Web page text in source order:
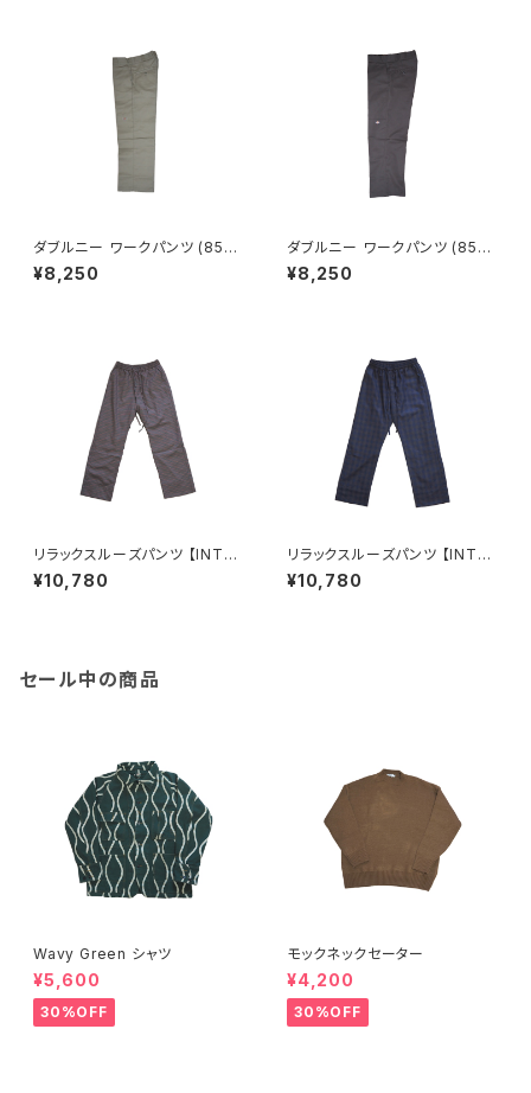
ダブルニー ワークパンツ (85-2
83) 【DICKIES】
¥8,250
ダブルニー ワークパンツ (85-2
83) 【DICKIES】
¥8,250
リラックスルーズパンツ 【INTER
PLAY】ORANGE CHECK(67)
¥10,780
リラックスルーズパンツ 【INTER
PLAY】PURPLE×GREY(83)
¥10,780
セール中の商品
Wavy Green シャツ
¥5,600
30%OFF
モックネックセーター
¥4,200
30%OFF